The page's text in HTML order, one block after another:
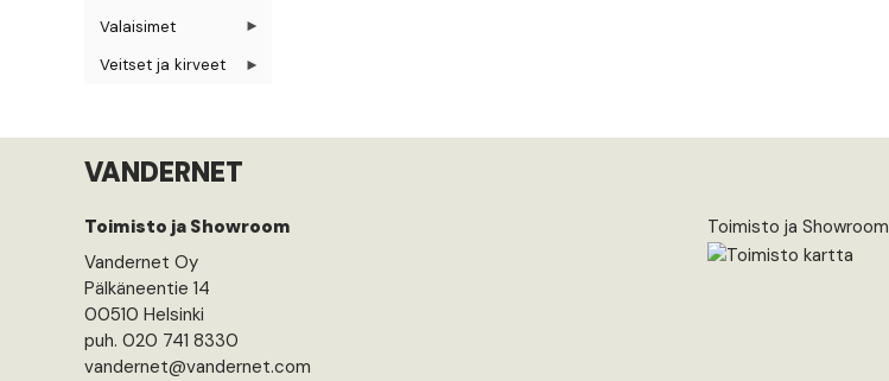
Valaisimet
Veitset ja kirveet
VANDERNET
Toimisto ja Showroom
Vandernet Oy
Pälkäneentie 14
00510 Helsinki
puh. 020 741 8330
vandernet@vandernet.com
Toimisto ja Showroom